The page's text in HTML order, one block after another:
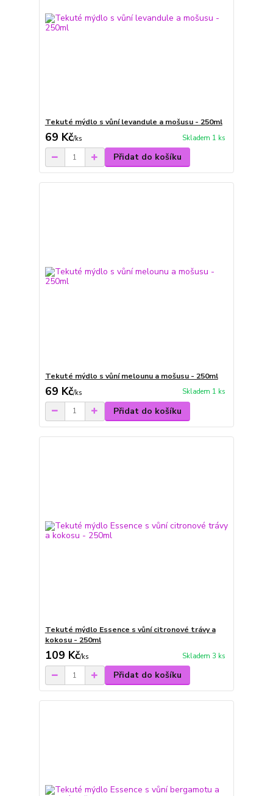
Tekuté mýdlo s vůní levandule a mošusu - 250ml
69 Kč/ks Skladem 1 ks
Přidat do košíku
Tekuté mýdlo s vůní melounu a mošusu - 250ml
69 Kč/ks Skladem 1 ks
Přidat do košíku
Tekuté mýdlo Essence s vůní citronové trávy a
kokosu - 250ml
109 Kč/ks Skladem 3 ks
Přidat do košíku